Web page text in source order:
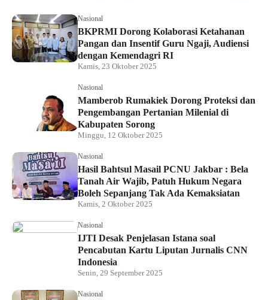
Nasional
BKPRMI Dorong Kolaborasi Ketahanan
Pangan dan Insentif Guru Ngaji, Audiensi
dengan Kemendagri RI
Kamis, 23 Oktober 2025
Nasional
Mamberob Rumakiek Dorong Proteksi dan
Pengembangan Pertanian Milenial di
Kabupaten Sorong
Minggu, 12 Oktober 2025
Nasional
Hasil Bahtsul Masail PCNU Jakbar : Bela
Tanah Air Wajib, Patuh Hukum Negara
Boleh Sepanjang Tak Ada Kemaksiatan
Kamis, 2 Oktober 2025
Nasional
IJTI Desak Penjelasan Istana soal
Pencabutan Kartu Liputan Jurnalis CNN
Indonesia
Senin, 29 September 2025
Nasional